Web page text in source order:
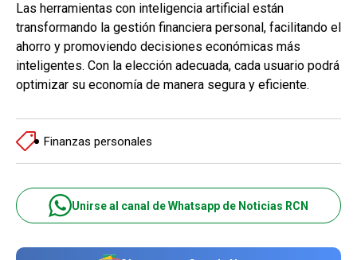
Las herramientas con inteligencia artificial están
transformando la gestión financiera personal, facilitando el
ahorro y promoviendo decisiones económicas más
inteligentes. Con la elección adecuada, cada usuario podrá
optimizar su economía de manera segura y eficiente.
Finanzas personales
Unirse al canal de Whatsapp de Noticias RCN